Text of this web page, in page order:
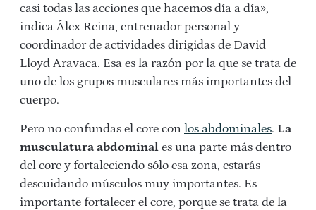
casi todas las acciones que hacemos día a día»,
indica Álex Reina, entrenador personal y
coordinador de actividades dirigidas de David
Lloyd Aravaca. Esa es la razón por la que se trata de
uno de los grupos musculares más importantes del
cuerpo.
Pero no confundas el core con los abdominales. La
musculatura abdominal es una parte más dentro
del core y fortaleciendo sólo esa zona, estarás
descuidando músculos muy importantes. Es
importante fortalecer el core, porque se trata de la